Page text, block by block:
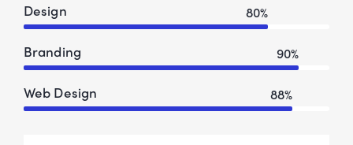
Design 80%
Branding 90%
Web Design 88%